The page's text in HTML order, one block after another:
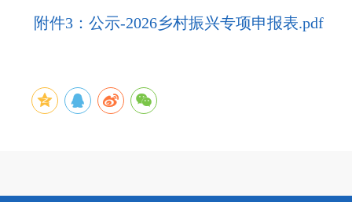
附件3：公示-2026乡村振兴专项申报表.pdf